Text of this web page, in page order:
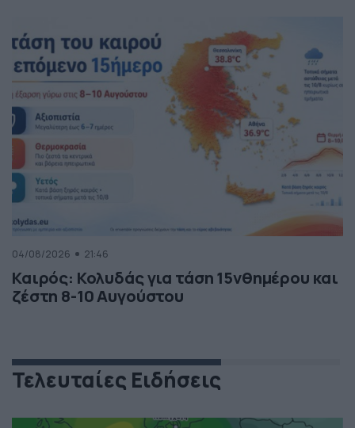
04/08/2026 21:46
Καιρός: Κολυδάς για τάση 15νθημέρου και
ζέστη 8-10 Αυγούστου
Τελευταίες Ειδήσεις